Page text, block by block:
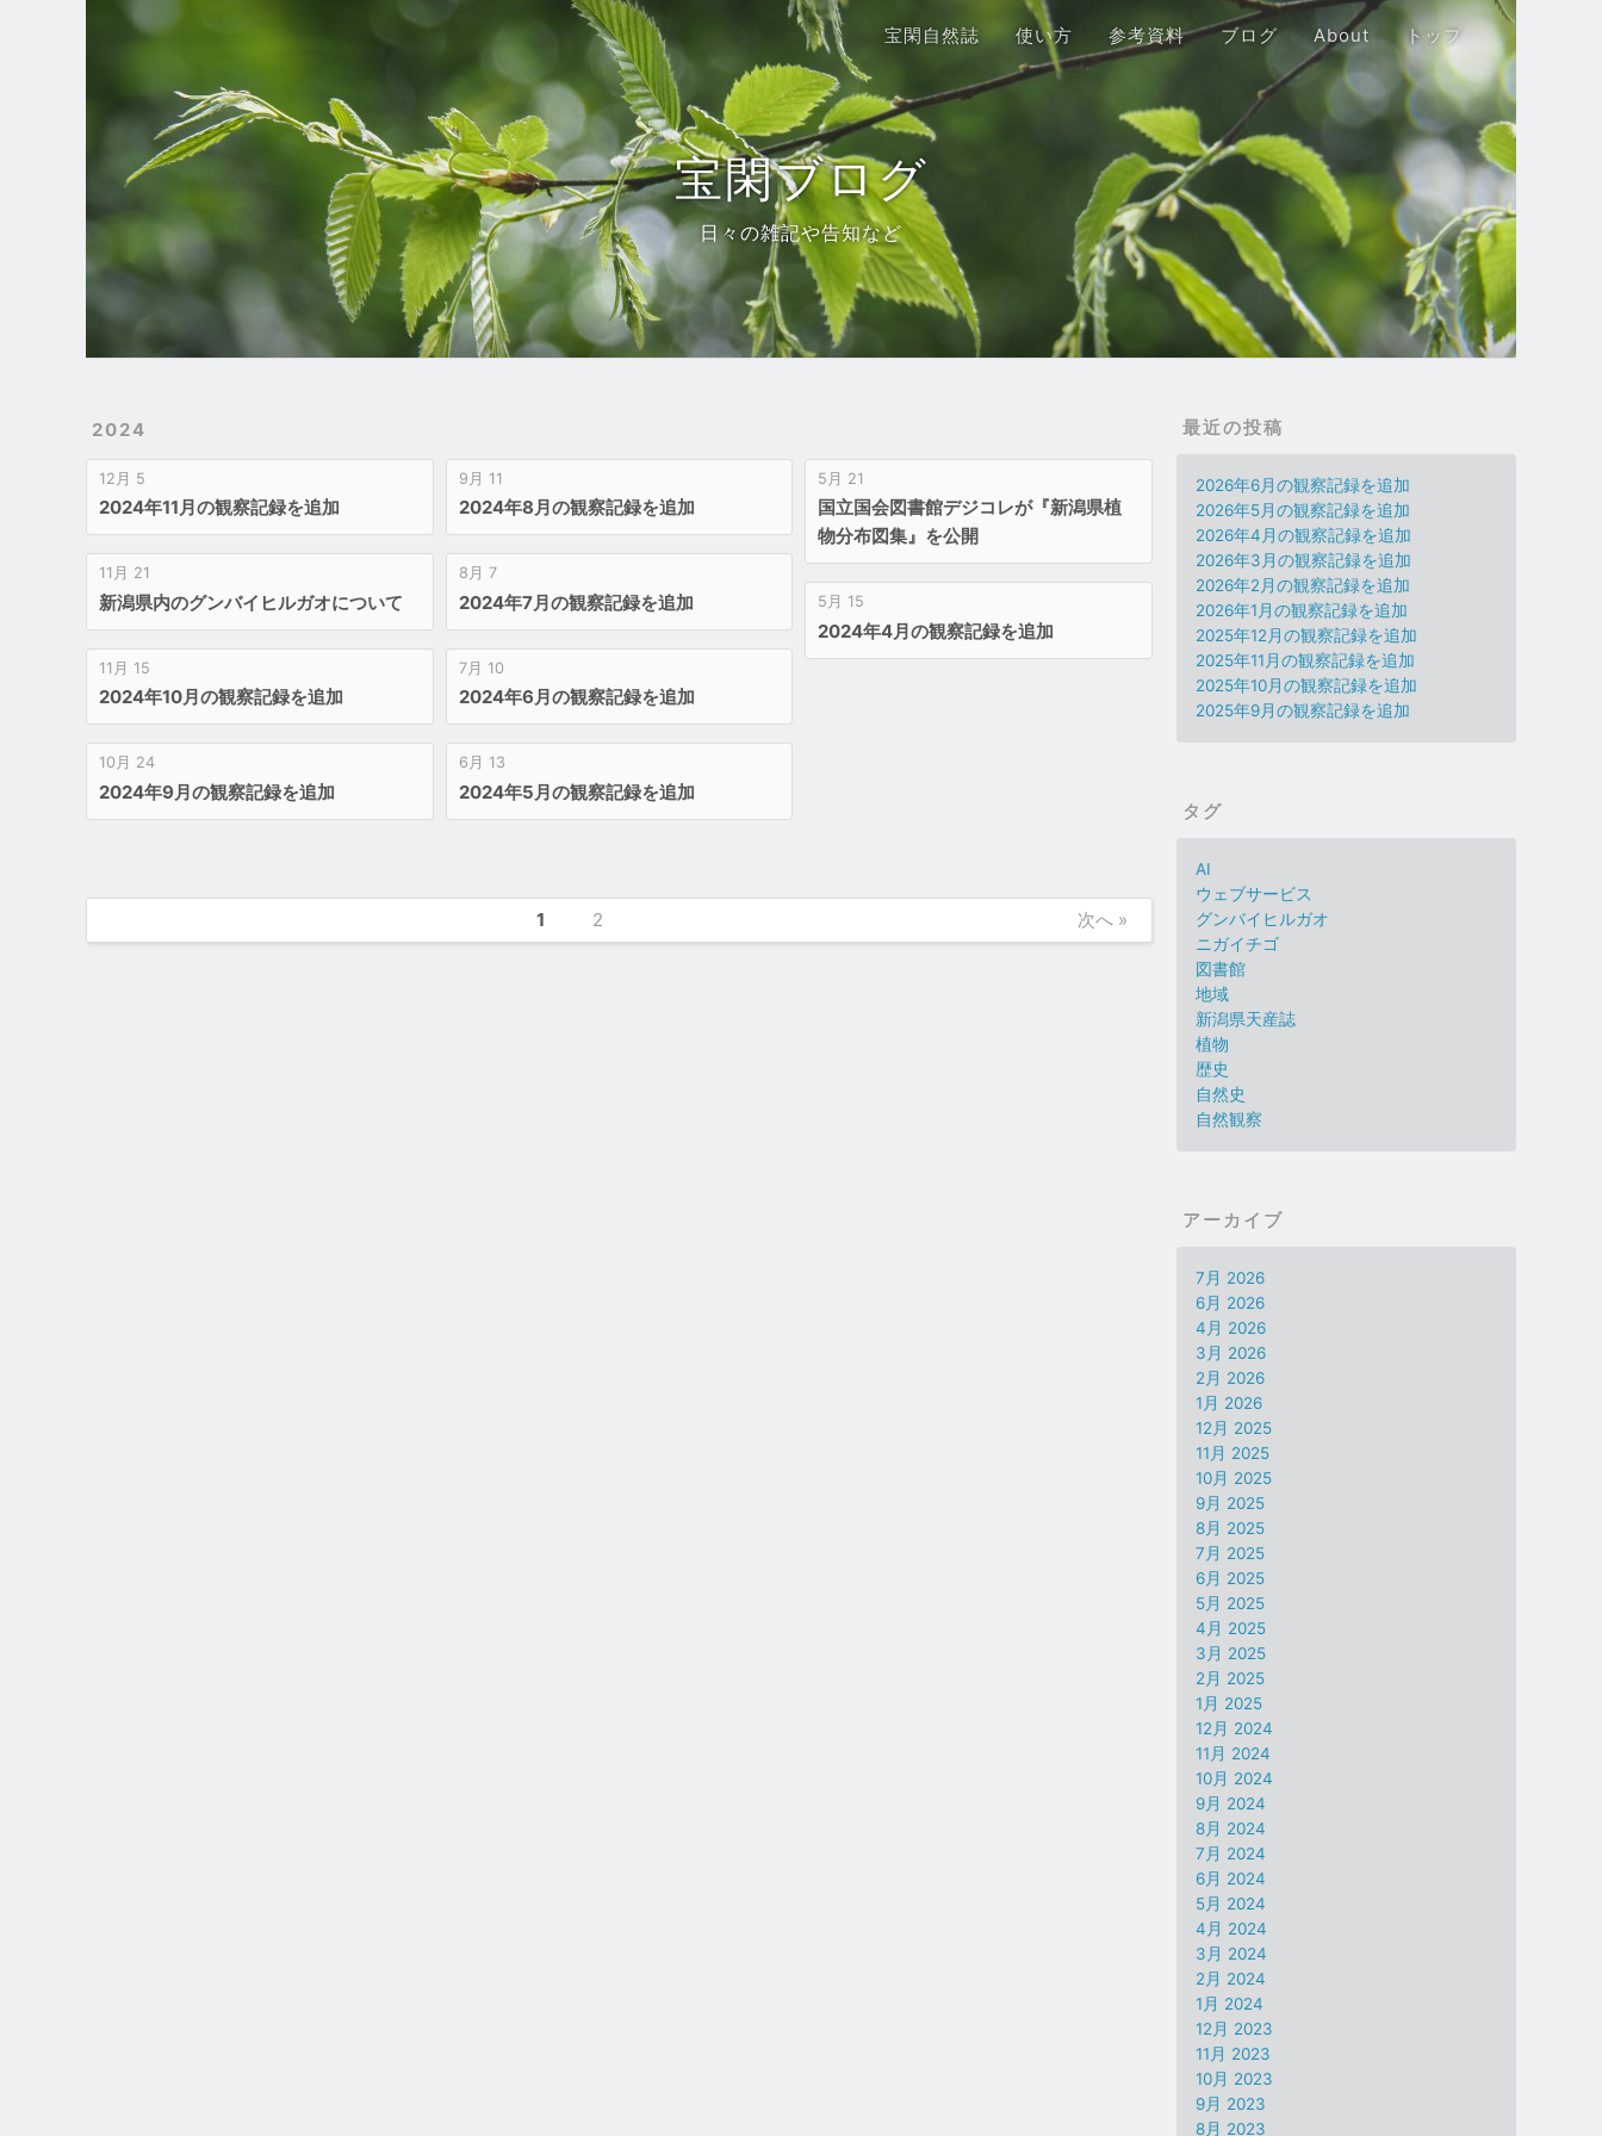
宝閑ブログ
日々の雑記や告知など
宝閑自然誌 使い方 参考資料 ブログ About トップ
2024
12月 5
2024年11月の観察記録を追加
11月 21
新潟県内のグンバイヒルガオについて
11月 15
2024年10月の観察記録を追加
10月 24
2024年9月の観察記録を追加
9月 11
2024年8月の観察記録を追加
8月 7
2024年7月の観察記録を追加
7月 10
2024年6月の観察記録を追加
6月 13
2024年5月の観察記録を追加
5月 21
国立国会図書館デジコレが『新潟県植
物分布図集』を公開
5月 15
2024年4月の観察記録を追加
1 2 次へ »
最近の投稿
2026年6月の観察記録を追加
2026年5月の観察記録を追加
2026年4月の観察記録を追加
2026年3月の観察記録を追加
2026年2月の観察記録を追加
2026年1月の観察記録を追加
2025年12月の観察記録を追加
2025年11月の観察記録を追加
2025年10月の観察記録を追加
2025年9月の観察記録を追加
タグ
AI
ウェブサービス
グンバイヒルガオ
ニガイチゴ
図書館
地域
新潟県天産誌
植物
歴史
自然史
自然観察
アーカイブ
7月 2026
6月 2026
4月 2026
3月 2026
2月 2026
1月 2026
12月 2025
11月 2025
10月 2025
9月 2025
8月 2025
7月 2025
6月 2025
5月 2025
4月 2025
3月 2025
2月 2025
1月 2025
12月 2024
11月 2024
10月 2024
9月 2024
8月 2024
7月 2024
6月 2024
5月 2024
4月 2024
3月 2024
2月 2024
1月 2024
12月 2023
11月 2023
10月 2023
9月 2023
8月 2023